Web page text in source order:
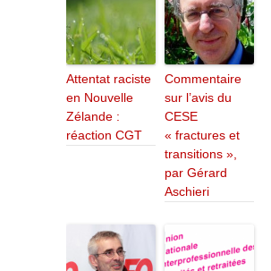
Attentat raciste
en Nouvelle
Zélande :
réaction CGT
Commentaire
sur l’avis du
CESE
« fractures et
transitions »,
par Gérard
Aschieri